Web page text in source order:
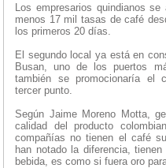
Los empresarios quindianos
menos 17 mil tasas de café
los primeros 20 días.
El segundo local ya está en
Busan, uno de los puertos
también se promocionaría el
tercer punto.
Según Jaime Moreno Motta,
calidad del producto
compañías no tienen el café
han notado la diferencia,
bebida, es como si fuera oro